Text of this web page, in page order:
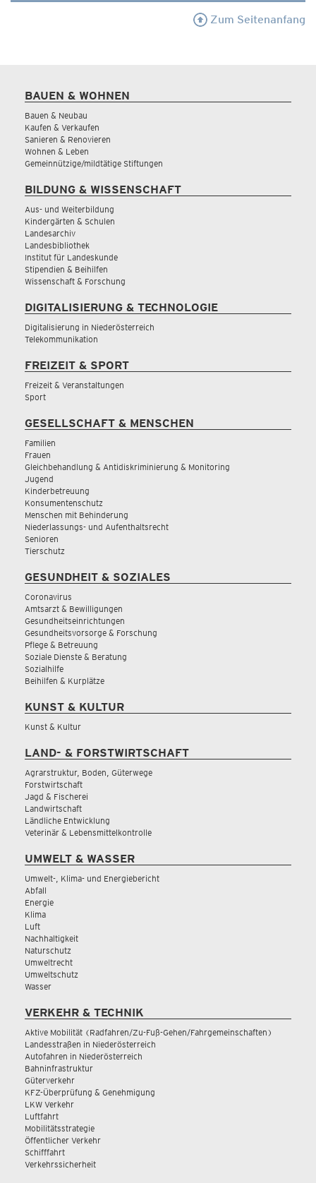
Zum Seitenanfang
BAUEN & WOHNEN
Bauen & Neubau
Kaufen & Verkaufen
Sanieren & Renovieren
Wohnen & Leben
Gemeinnützige/mildtätige Stiftungen
BILDUNG & WISSENSCHAFT
Aus- und Weiterbildung
Kindergärten & Schulen
Landesarchiv
Landesbibliothek
Institut für Landeskunde
Stipendien & Beihilfen
Wissenschaft & Forschung
DIGITALISIERUNG & TECHNOLOGIE
Digitalisierung in Niederösterreich
Telekommunikation
FREIZEIT & SPORT
Freizeit & Veranstaltungen
Sport
GESELLSCHAFT & MENSCHEN
Familien
Frauen
Gleichbehandlung & Antidiskriminierung & Monitoring
Jugend
Kinderbetreuung
Konsumentenschutz
Menschen mit Behinderung
Niederlassungs- und Aufenthaltsrecht
Senioren
Tierschutz
GESUNDHEIT & SOZIALES
Coronavirus
Amtsarzt & Bewilligungen
Gesundheitseinrichtungen
Gesundheitsvorsorge & Forschung
Pflege & Betreuung
Soziale Dienste & Beratung
Sozialhilfe
Beihilfen & Kurplätze
KUNST & KULTUR
Kunst & Kultur
LAND- & FORSTWIRTSCHAFT
Agrarstruktur, Boden, Güterwege
Forstwirtschaft
Jagd & Fischerei
Landwirtschaft
Ländliche Entwicklung
Veterinär & Lebensmittelkontrolle
UMWELT & WASSER
Umwelt-, Klima- und Energiebericht
Abfall
Energie
Klima
Luft
Nachhaltigkeit
Naturschutz
Umweltrecht
Umweltschutz
Wasser
VERKEHR & TECHNIK
Aktive Mobilität (Radfahren/Zu-Fuß-Gehen/Fahrgemeinschaften)
Landesstraßen in Niederösterreich
Autofahren in Niederösterreich
Bahninfrastruktur
Güterverkehr
KFZ-Überprüfung & Genehmigung
LKW Verkehr
Luftfahrt
Mobilitätsstrategie
Öffentlicher Verkehr
Schifffahrt
Verkehrssicherheit